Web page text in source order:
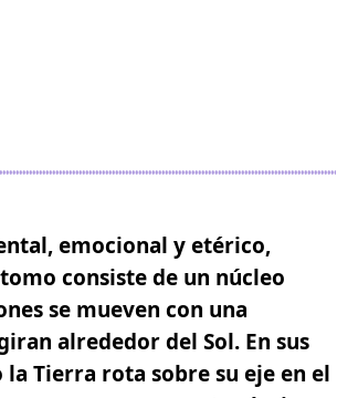
emocional y etérico,
consiste de un núcleo
se mueven con una
alrededor del Sol. En sus
Tierra rota sobre su eje en el